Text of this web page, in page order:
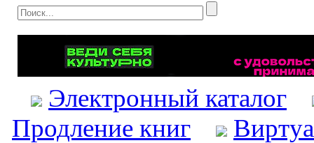
Электронный каталог
Продление книг